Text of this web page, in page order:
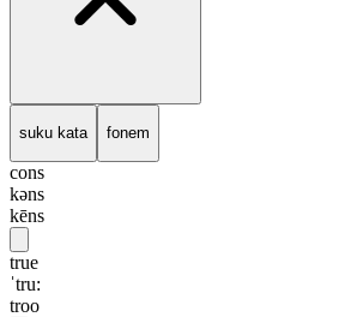
suku kata fonem
cons
kəns
kēns
true
ˈtru:
troo